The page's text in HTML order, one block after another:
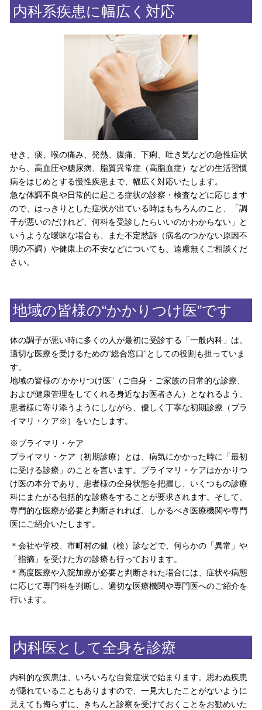
内科系疾患に幅広く対応
せき、痰、喉の痛み、発熱、腹痛、下痢、吐き気などの急性症状
から、高血圧や糖尿病、脂質異常症（高脂血症）などの生活習慣
病をはじめとする慢性疾患まで、幅広く対応いたします。
急な体調不良や日常的に起こる症状の診察・検査などに応じます
ので、はっきりとした症状が出ている時はもちろんのこと、「調
子が悪いのだけれど、何科を受診したらいいのかわからない」と
いうような曖昧な場合も、また不定愁訴（病名のつかない原因不
明の不調）や健康上の不安などについても、遠慮無くご相談くだ
さい。
地域の皆様の“かかりつけ医”です
体の調子が悪い時に多くの人が最初に受診する「一般内科」は、
適切な医療を受けるための“総合窓口”としての役割も担っていま
す。
地域の皆様の“かかりつけ医”（ご自身・ご家族の日常的な診療、
および健康管理をしてくれる身近なお医者さん）となれるよう、
患者様に寄り添うようにしながら、優しく丁寧な初期診療（プラ
イマリ・ケア※）をいたします。
※プライマリ・ケア
プライマリ・ケア（初期診療）とは、病気にかかった時に「最初
に受ける診療」のことを言います。プライマリ・ケアはかかりつ
け医の本分であり、患者様の全身状態を把握し、いくつもの診療
科にまたがる包括的な診療をすることが要求されます。そして、
専門的な医療が必要と判断されれば、しかるべき医療機関や専門
医にご紹介いたします。
＊会社や学校、市町村の健（検）診などで、何らかの「異常」や
「指摘」を受けた方の診療も行っております。
＊高度医療や入院加療が必要と判断された場合には、症状や病態
に応じて専門科を判断し、適切な医療機関や専門医へのご紹介を
行います。
内科医として全身を診療
内科的な疾患は、いろいろな自覚症状で始まります。思わぬ疾患
が隠れていることもありますので、一見大したことがないように
見えても侮らずに、きちんと診察を受けておくことをお勧めいた